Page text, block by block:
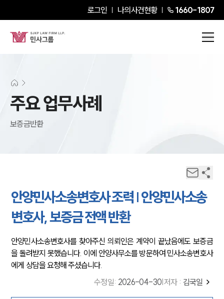
로그인 나의사건현황 1660-1807
주요 업무사례
보증금반환
안양민사소송변호사 조력 | 안양민사소송
변호사, 보증금 전액 반환
안양민사소송변호사를 찾아주신 의뢰인은 계약이 끝났음에도 보증금
을 돌려받지 못했습니다. 이에 안양사무소를 방문하여 민사소송변호사
에게 상담을 요청해 주셨습니다.
수정일: 2026-04-30 저자 : 김국일